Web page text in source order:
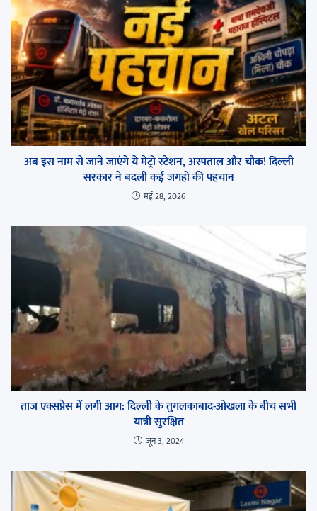
अब इस नाम से जाने जाएंगे ये मेट्रो स्टेशन, अस्पताल और चौक! दिल्ली
सरकार ने बदली कई जगहों की पहचान
मई 28, 2026
ताज एक्सप्रेस में लगी आग: दिल्ली के तुगलकाबाद-ओखला के बीच सभी
यात्री सुरक्षित
जून 3, 2024